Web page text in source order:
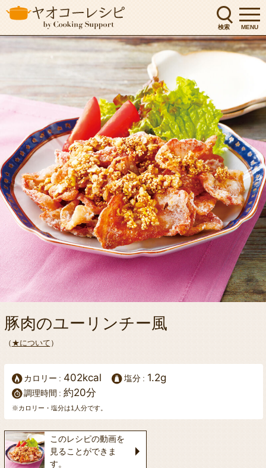
検索 MENU
豚肉のユーリンチー風
（ ★について ）
カロリー 402kcal 塩分 1.2g
調理時間 約20分
※カロリー・塩分は1人分です。
このレシピの動画を
見ることができま
す。